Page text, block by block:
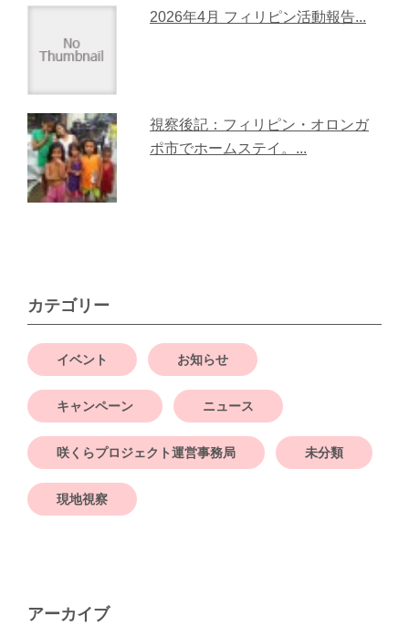
2026年4月 フィリピン活動報告...
視察後記：フィリピン・オロンガ
ポ市でホームステイ。...
カテゴリー
イベント お知らせ
キャンペーン ニュース
咲くらプロジェクト運営事務局 未分類
現地視察
アーカイブ